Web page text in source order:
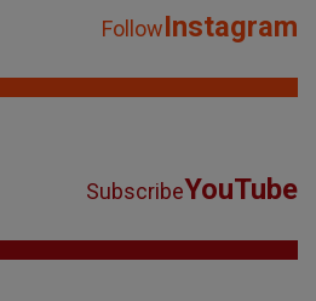
FollowInstagram
SubscribeYouTube